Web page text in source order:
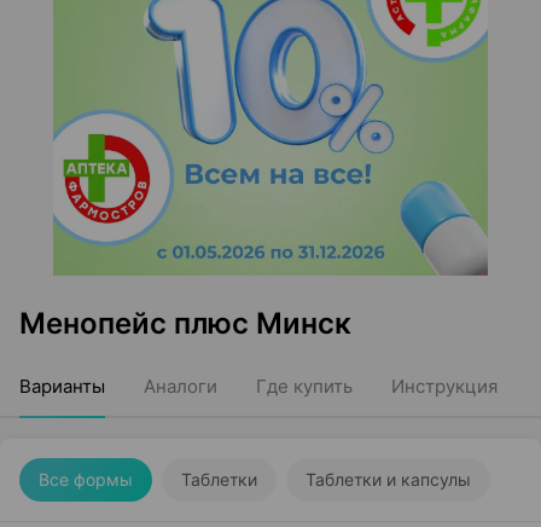
Менопейс плюс Минск
Варианты Аналоги Где купить Инструкция
Все формы Таблетки Таблетки и капсулы